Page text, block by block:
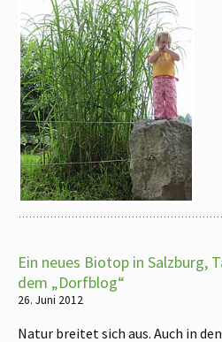
Ein neues Biotop in Salzburg,
dem „Dorfblog“
26. Juni 2012
Natur breitet sich aus. Auch in